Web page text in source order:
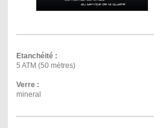
Etanchéité :
5 ATM (50 mètres)
Verre :
mineral